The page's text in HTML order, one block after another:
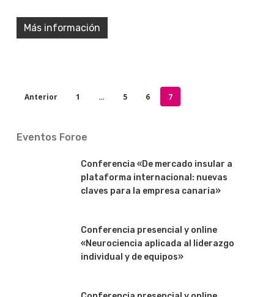
Más información
Anterior 1 … 5 6 7
Eventos Foroe
Conferencia «De mercado insular a
plataforma internacional: nuevas
claves para la empresa canaria»
Conferencia presencial y online
«Neurociencia aplicada al liderazgo
individual y de equipos»